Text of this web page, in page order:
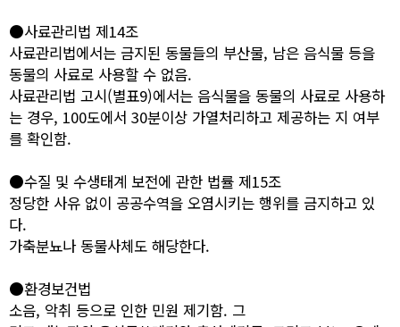
●사료관리법 제14조
사료관리법에서는 금지된 동물들의 부산물, 남은 음식물 등을
동물의 사료로 사용할 수 없음.
사료관리법 고시(별표9)에서는 음식물을 동물의 사료로 사용하
는 경우, 100도에서 30분이상 가열처리하고 제공하는 지 여부
를 확인함.
●수질 및 수생태계 보전에 관한 법률 제15조
정당한 사유 없이 공공수역을 오염시키는 행위를 금지하고 있
다.
가축분뇨나 동물사체도 해당한다.
●환경보건법
소음, 악취 등으로 인한 민원 제기함. 그